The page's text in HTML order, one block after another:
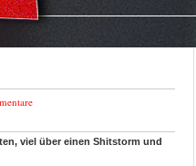
viel über einen Shitstorm und